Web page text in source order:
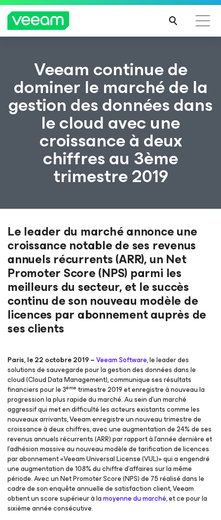
Recommandations de Veeam pour les clients
impactés par la mise à jour de CrowdStrike
LIRE
SUIT
Veeam continue de
dominer le marché de la
gestion des données dans
le cloud avec une
croissance à deux
chiffres au 3ème
trimestre 2019
Le leader du marché annonce une
croissance notable de ses revenus
annuels récurrents (ARR), un Net
Promoter Score (NPS) parmi les
meilleurs du secteur, et le succès
continu de son nouveau modèle de
licences par abonnement auprès de
ses clients
Paris, le 22 octobre 2019 –Veeam Software, le leader des
solutions de sauvegarde pour la gestion des données dans le
cloud (Cloud Data Management), communique ses résultats
financiers pour le 3ème trimestre 2019 et enregistre à nouveau la
progression la plus rapide du marché. Au sein d’un marché
aggressif qui met en difficulté les acteurs existants comme les
nouveaux arrivants, Veeam enregistre un nouveau trimestre de
croissance à deux chiffres, avec une augmentation de 24% de ses
revenus annuels récurrents (ARR) par rapport à l'année dernière et
l’adhésion massive au nouveau modèle de tarification de licences
par abonnement «Veeam Universal License (VUL)» qui a engendré
une augmentation de 108% du chiffre d’affaires sur la même
période. Avec un Net Promoter Score (NPS) de 75 réalisé dans le
cadre de son enquête annuelle de satisfaction client, Veeam
obtient un score supérieur à lamoyenne du marché, et ce pour la
sixième année consécutive.